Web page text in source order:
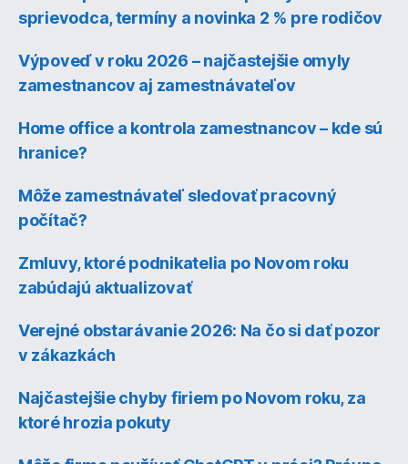
sprievodca, termíny a novinka 2 % pre rodičov
Výpoveď v roku 2026 – najčastejšie omyly
zamestnancov aj zamestnávateľov
Home office a kontrola zamestnancov – kde sú
hranice?
Môže zamestnávateľ sledovať pracovný
počítač?
Zmluvy, ktoré podnikatelia po Novom roku
zabúdajú aktualizovať
Verejné obstarávanie 2026: Na čo si dať pozor
v zákazkách
Najčastejšie chyby firiem po Novom roku, za
ktoré hrozia pokuty